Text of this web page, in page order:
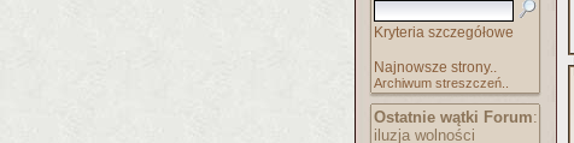
Kryteria szczegółowe
Najnowsze strony..
Archiwum streszczeń..
Ostatnie wątki Forum:
iluzja wolności